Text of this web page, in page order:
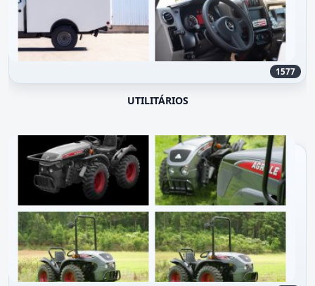
1577
UTILITÁRIOS